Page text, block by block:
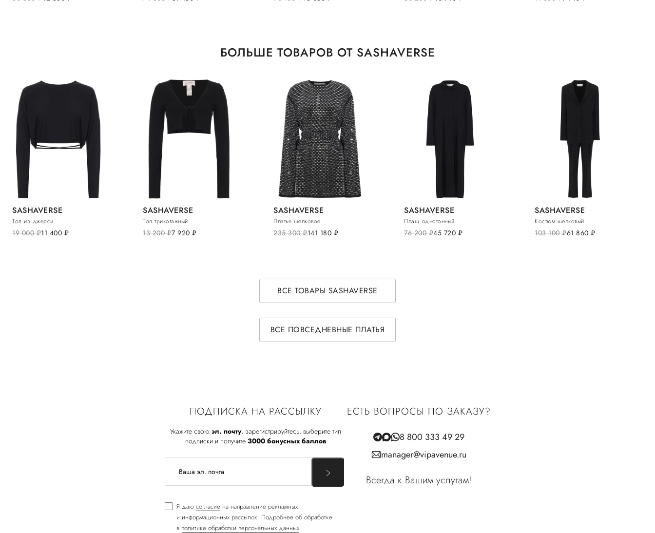
БОЛЬШЕ ТОВАРОВ ОТ SASHAVERSE
SASHAVERSE
Топ из джерси
19 000руб.11 400 руб.
SASHAVERSE
Топ трикотажный
13 200руб.7 920 руб.
SASHAVERSE
Платье шелковое
235 300руб.141 180 руб.
SASHAVERSE
Плащ однотонный
76 200руб.45 720 руб.
SASHAVERSE
Костюм шелковый
103 100руб.61 860 руб.
ВСЕ ТОВАРЫ SASHAVERSE
ВСЕ ПОВСЕДНЕВНЫЕ ПЛАТЬЯ
ПОДПИСКА НА РАССЫЛКУ
Укажите свою эл. почту, зарегистрируйтесь, выберите тип
подписки и получите 3000 бонусных баллов
Я даю согласие на направление рекламных
и информационных рассылок. Подробнее об обработке
в политике обработки персональных данных
ЕСТЬ ВОПРОСЫ ПО ЗАКАЗУ?
8 800 333 49 29
manager@vipavenue.ru
Всегда к Вашим услугам!